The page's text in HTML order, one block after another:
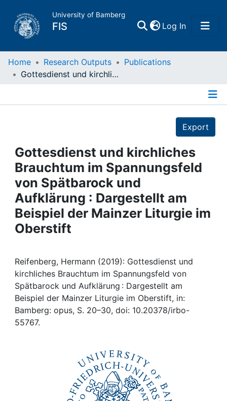
University of Bamberg
FIS Log In(current)
Home
Projects
People
Institutions
Awards
Help
Home Research Outputs
Publications
Gottesdienst und kirchliches Brauchtum im Spannungsfeld von Spätbarock und Aufklärung : Dargestellt am Beispiel der Mainzer Liturgie im Oberstift
Export
Gottesdienst und kirchliches
Brauchtum im Spannungsfeld
von Spätbarock und
Aufklärung : Dargestellt am
Beispiel der Mainzer Liturgie im
Oberstift
Reifenberg, Hermann (2019): Gottesdienst und
kirchliches Brauchtum im Spannungsfeld von
Spätbarock und Aufklärung : Dargestellt am
Beispiel der Mainzer Liturgie im Oberstift, in:
Bamberg: opus, S. 20–30, doi: 10.20378/irbo-
55767.